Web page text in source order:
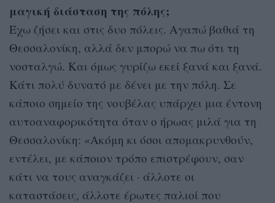
μαγική διάσταση της πόλης;
Έχω ζήσει και στις δυο πόλεις. Αγαπώ βαθιά τη
Θεσσαλονίκη, αλλά δεν μπορώ να πω ότι τη
νοσταλγώ. Και όμως γυρίζω εκεί ξανά και ξανά.
Κάτι πολύ δυνατό με δένει με την πόλη. Σε
κάποιο σημείο της νουβέλας υπάρχει μια έντονη
αυτοαναφορικότητα όταν ο ήρωας μιλά για τη
Θεσσαλονίκη: «Ακόμη κι όσοι απομακρυνθούν,
εντέλει, με κάποιον τρόπο επιστρέφουν, σαν
κάτι να τους αναγκάζει · άλλοτε οι
καταστάσεις, άλλοτε έρωτες παλιοί που